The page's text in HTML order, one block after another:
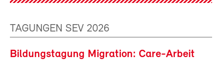
TAGUNGEN SEV 2026
Bildungstagung Migration: Care-Arbeit